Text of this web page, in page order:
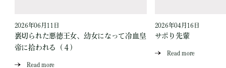
2026年06月11日
裏切られた悪徳王女、幼女になって冷血皇
帝に拾われる（４）
Read more
2026年04月16日
サボり先輩
Read more